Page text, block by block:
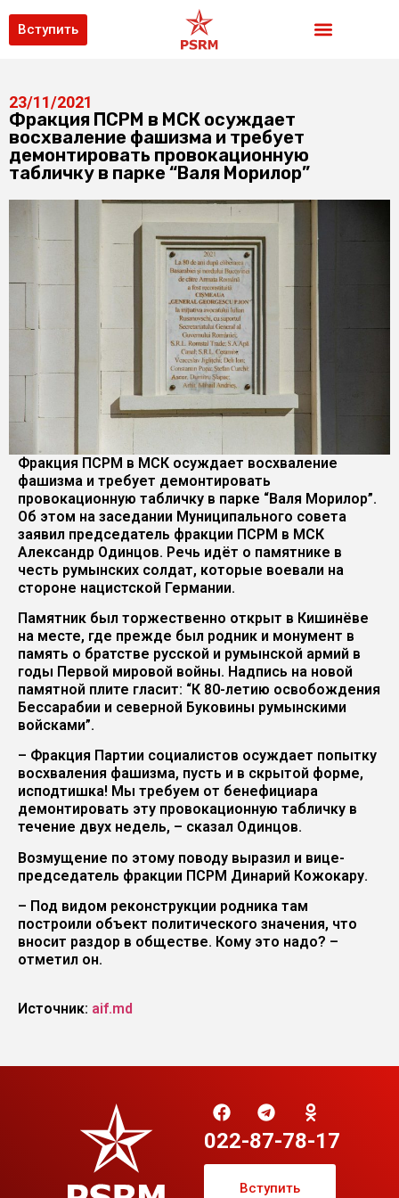
Вступить
23/11/2021
Фракция ПСРМ в МСК осуждает
восхваление фашизма и требует
демонтировать провокационную
табличку в парке “Валя Морилор”
Фракция ПСРМ в МСК осуждает восхваление
фашизма и требует демонтировать
провокационную табличку в парке “Валя Морилор”.
Об этом на заседании Муниципального совета
заявил председатель фракции ПСРМ в МСК
Александр Одинцов. Речь идёт о памятнике в
честь румынских солдат, которые воевали на
стороне нацистской Германии.
Памятник был торжественно открыт в Кишинёве
на месте, где прежде был родник и монумент в
память о братстве русской и румынской армий в
годы Первой мировой войны. Надпись на новой
памятной плите гласит: “К 80-летию освобождения
Бессарабии и северной Буковины румынскими
войсками”.
– Фракция Партии социалистов осуждает попытку
восхваления фашизма, пусть и в скрытой форме,
исподтишка! Мы требуем от бенефициара
демонтировать эту провокационную табличку в
течение двух недель, – сказал Одинцов.
Возмущение по этому поводу выразил и вице-
председатель фракции ПСРМ Динарий Кожокару.
– Под видом реконструкции родника там
построили объект политического значения, что
вносит раздор в обществе. Кому это надо? –
отметил он.
Источник: aif.md
022-87-78-17
Вступить